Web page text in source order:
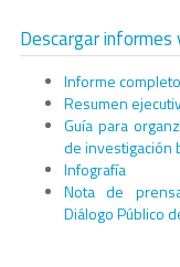
Descargar informes
Informe completo
Resumen
Guía para
de investigación
Infografía
Nota de
Diálogo Público